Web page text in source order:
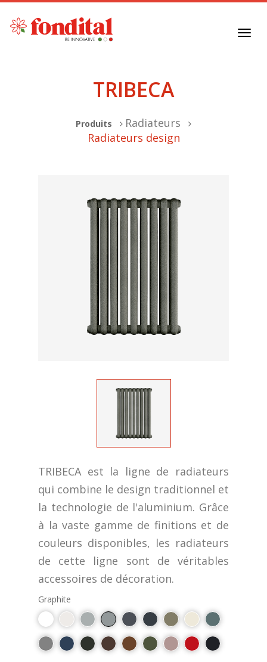
TRIBECA
Produits
Radiateurs
Radiateurs design
TRIBECA est la ligne de radiateurs
qui combine le design traditionnel et
la technologie de l'aluminium. Grâce
à la vaste gamme de finitions et de
couleurs disponibles, les radiateurs
de cette ligne sont de véritables
accessoires de décoration.
Graphite